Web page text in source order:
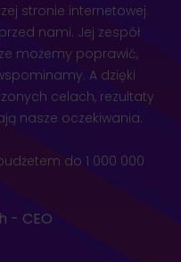
stronie internetowej.
nami. Jej zespół
możemy poprawić,
A dzięki
celach, rezultaty
nasze oczekiwania.
do 1 000 000
- CEO